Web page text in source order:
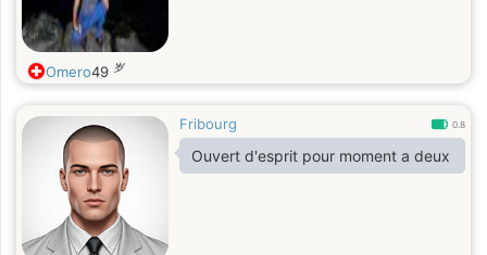
Omero49 岁
Fribourg 0.8
Ouvert d'esprit pour moment a deux